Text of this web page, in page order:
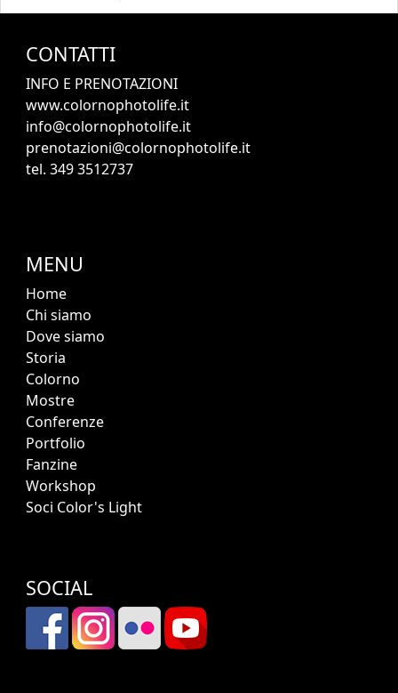
CONTATTI
INFO E PRENOTAZIONI
www.colornophotolife.it
info@colornophotolife.it
prenotazioni@colornophotolife.it
tel. 349 3512737
MENU
Home
Chi siamo
Dove siamo
Storia
Colorno
Mostre
Conferenze
Portfolio
Fanzine
Workshop
Soci Color's Light
SOCIAL